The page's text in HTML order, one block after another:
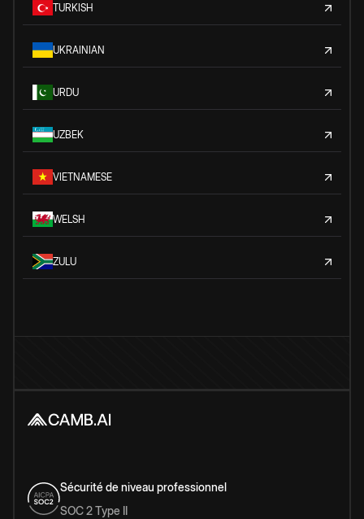
TURKISH
UKRAINIAN
URDU
UZBEK
VIETNAMESE
WELSH
ZULU
Sécurité de niveau professionnel
SOC 2 Type II